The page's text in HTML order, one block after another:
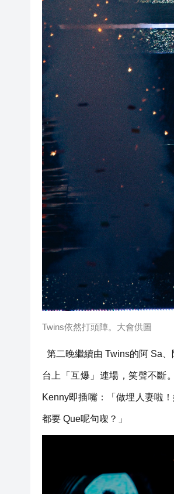
Twins依然打頭陣。大會供圖
第二晚繼續由 Twins的阿 Sa
台上「互爆」連場，笑聲不斷
Kenny即插嘴：「做埋人妻啦
都要 Que呢句㗎？」